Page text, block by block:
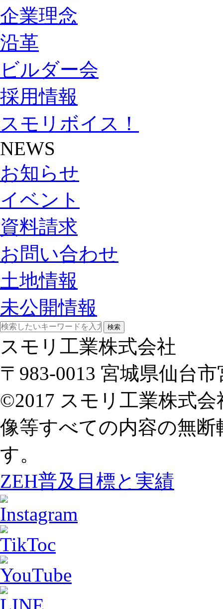
企業理念
沿革
ビルダー会
採用情報
スモリボイス！
NEWS
お知らせ
イベント
資料請求
お問い合わせ
土地情報
未公開情報
検索
スモリ工業株式会社
〒983-0013 宮城県仙台
©2017 スモリ工業株式
像等すべての内容の無
す。
ZEH普及目標と実績